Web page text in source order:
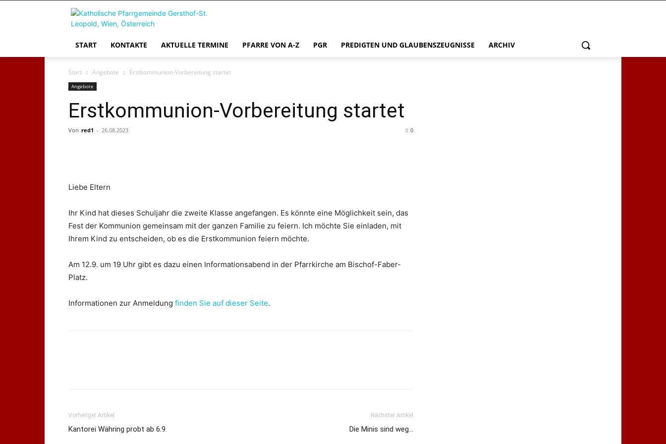
START KONTAKTE AKTUELLE TERMINE PFARRE VON A-Z PGR PREDIGTEN UND GLAUBENSZEUGNISSE ARCHIV
Start Angebote Erstkommunion-Vorbereitung startet
Angebote
Erstkommunion-Vorbereitung startet
Von red1 - 26.08.2023 0
Liebe Eltern
Ihr Kind hat dieses Schuljahr die zweite Klasse angefangen. Es könnte eine Möglichkeit sein, das
Fest der Kommunion gemeinsam mit der ganzen Familie zu feiern. Ich möchte Sie einladen, mit
Ihrem Kind zu entscheiden, ob es die Erstkommunion feiern möchte.
Am 12.9. um 19 Uhr gibt es dazu einen Informationsabend in der Pfarrkirche am Bischof-Faber-
Platz.
Informationen zur Anmeldung finden Sie auf dieser Seite.
Vorheriger Artikel
Kantorei Währing probt ab 6.9.
Nächster Artikel
Die Minis sind weg…